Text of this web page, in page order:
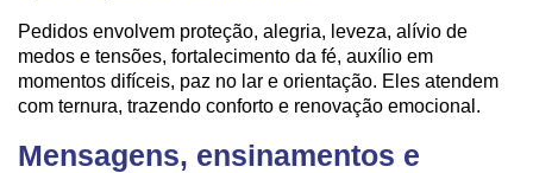
Pedidos envolvem proteção, alegria, leveza, alívio de
medos e tensões, fortalecimento da fé, auxílio em
momentos difíceis, paz no lar e orientação. Eles atendem
com ternura, trazendo conforto e renovação emocional.
Mensagens, ensinamentos e